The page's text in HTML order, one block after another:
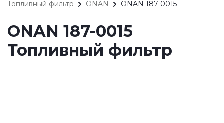
Топливный фильтр
ONAN ONAN 187-0015
ONAN 187-0015
Топливный фильтр